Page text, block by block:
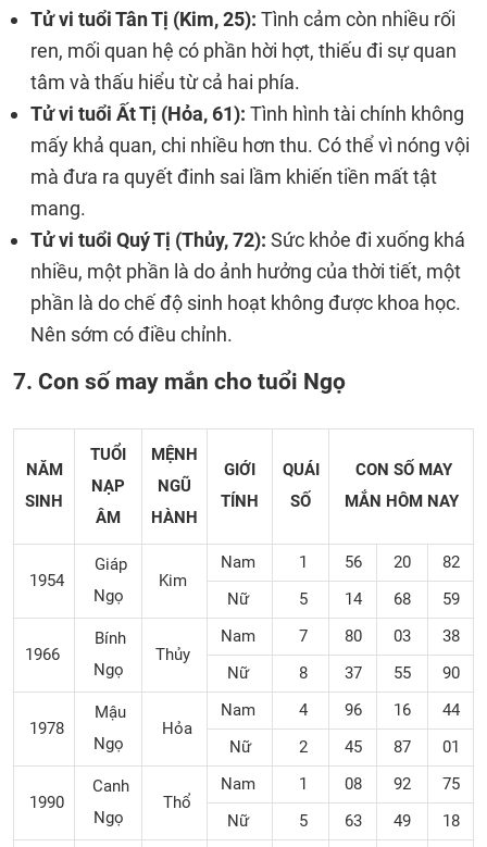
Tử vi tuổi Tân Tị (Kim, 25): Tình cảm còn nhiều rối
ren, mối quan hệ có phần hời hợt, thiếu đi sự quan
tâm và thấu hiểu từ cả hai phía.
Tử vi tuổi Ất Tị (Hỏa, 61): Tình hình tài chính không
mấy khả quan, chi nhiều hơn thu. Có thể vì nóng vội
mà đưa ra quyết đinh sai lầm khiến tiền mất tật
mang.
Tử vi tuổi Quý Tị (Thủy, 72): Sức khỏe đi xuống khá
nhiều, một phần là do ảnh hưởng của thời tiết, một
phần là do chế độ sinh hoạt không được khoa học.
Nên sớm có điều chỉnh.
7. Con số may mắn cho tuổi Ngọ
NĂM
SINH
TUỔI
NẠP
ÂM
MỆNH
NGŨ
HÀNH
GIỚI
TÍNH
QUÁI
SỐ
CON SỐ MAY
MẮN HÔM NAY
1954
Giáp
Ngọ
Kim
Nam 1 56 20
82
Nữ
5 14 68 59
1966
Bính
Ngọ
Thủy
Nam 7 80 03
38
Nữ
8 37 55 90
1978
Mậu
Ngọ
Hỏa
Nam 4 96 16
44
Nữ
2 45 87 01
1990
Canh
Ngọ
Thổ
Nam 1 08 92
75
Nữ
5 63 49 18